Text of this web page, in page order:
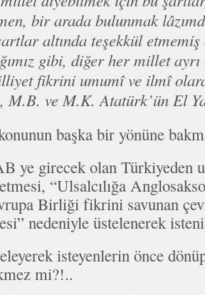
bir arada bulunmak
altında teşekkül
gibi, diğer her millet
fikrini umumî ve ilmî
M.B. ve M.K. Atatürk’ün El
başka bir yönüne
ye girecek olan Türkiyeden
“Ulsalcılığa
Birliği fikrini savunan
nedeniyle üstelenerek
isteyenlerin önce
mi?!..